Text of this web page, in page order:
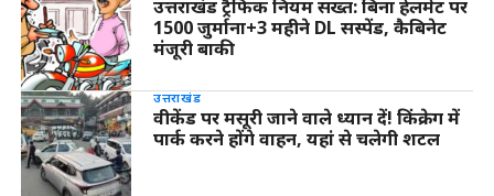
उत्तराखंड ट्रैफिक नियम सख्त: बिना हेलमेट पर
1500 जुर्माना+3 महीने DL सस्पेंड, कैबिनेट
मंजूरी बाकी
उत्तराखंड
वीकेंड पर मसूरी जाने वाले ध्यान दें! किंक्रेग में
पार्क करने होंगे वाहन, यहां से चलेगी शटल